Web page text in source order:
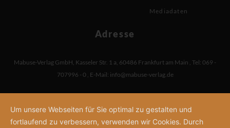
Mediadaten
Adresse
Mabuse-Verlag GmbH Kasseler Str. 1 a 60486 Frankfurt am Main Tel: 069 -
707996 - 0 E-Mail: info@mabuse-verlag.de
Um unsere Webseiten für Sie optimal zu gestalten und
fortlaufend zu verbessern, verwenden wir Cookies. Durch